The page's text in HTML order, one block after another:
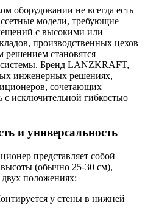
оборудовании не всегда есть
модели, требующие
с высокими или
производственных цехов
становятся
Бренд LANZKRAFT,
инженерных решениях,
сочетающих
с исключительной гибкостью
и универсальность
представляет собой
(обычно 25-30 см),
двух положениях:
у стены в нижней